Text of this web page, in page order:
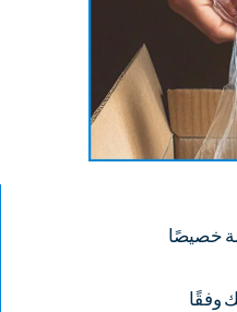
خصيصًا
وفقًا